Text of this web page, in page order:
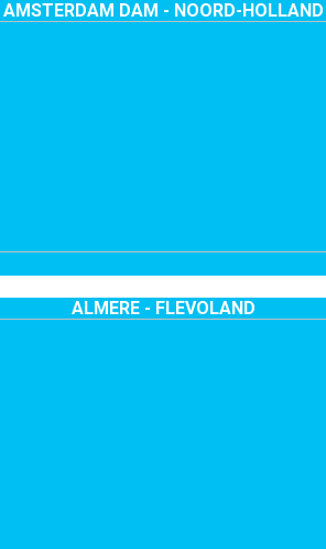
AMSTERDAM DAM - NOORD-HOLLAND
ALMERE - FLEVOLAND